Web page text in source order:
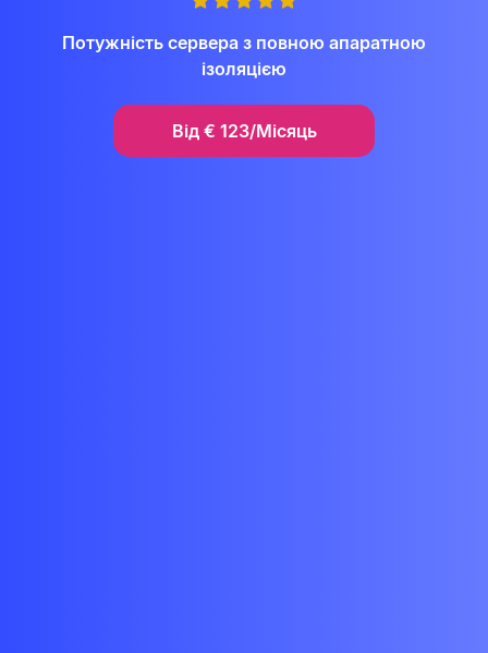
Потужність сервера з повною апаратною
ізоляцією
Від € 123/Місяць